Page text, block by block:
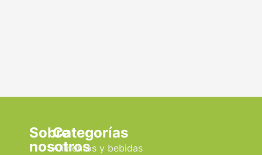
Sobre
nosotros
Categorías
Alimentos y bebidas